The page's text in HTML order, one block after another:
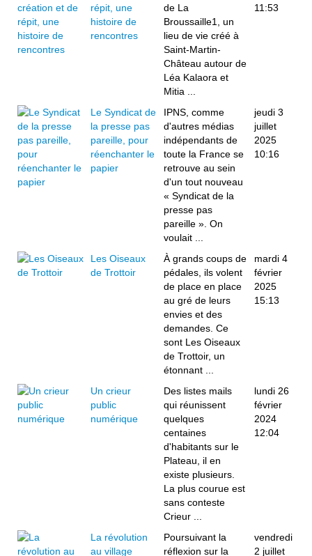
répit, une
histoire de
rencontres
de La
Broussaille1, un
lieu de vie créé à
Saint-Martin-
Château autour de
Léa Kalaora et
Mitia ...
11:53
Le Syndicat de
la presse pas
pareille, pour
réenchanter le
papier
IPNS, comme
d'autres médias
indépendants de
toute la France se
retrouve au sein
d'un tout nouveau
« Syndicat de la
presse pas
pareille ». On
voulait ...
jeudi 3
juillet
2025
10:16
Les Oiseaux
de Trottoir
À grands coups de
pédales, ils volent
de place en place
au gré de leurs
envies et des
demandes. Ce
sont Les Oiseaux
de Trottoir, un
étonnant ...
mardi 4
février
2025
15:13
Un crieur
public
numérique
Des listes mails
qui réunissent
quelques
centaines
d'habitants sur le
Plateau, il en
existe plusieurs.
La plus courue est
sans conteste
Crieur ...
lundi 26
février
2024
12:04
La révolution
au village
Poursuivant la
réflexion sur la
vendredi
2 juillet